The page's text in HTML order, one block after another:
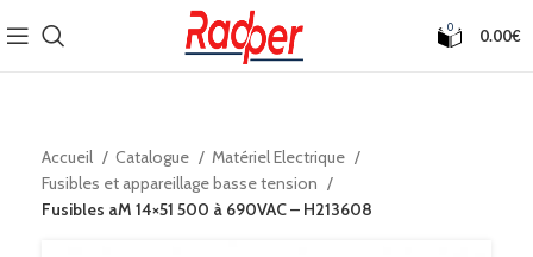
0 0.00€
Accueil Catalogue
Matériel Electrique
Fusibles et appareillage basse tension
Fusibles aM 14×51 500 à 690VAC – H213608